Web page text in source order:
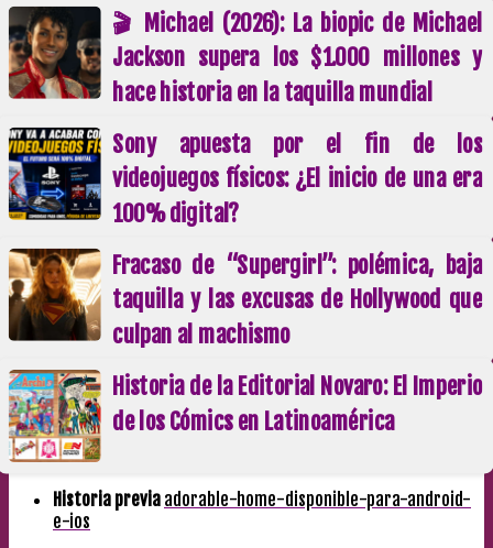
🎬 Michael (2026): La biopic de Michael
Jackson supera los $1.000 millones y
hace historia en la taquilla mundial
Sony apuesta por el fin de los
videojuegos físicos: ¿El inicio de una era
100% digital?
Fracaso de “Supergirl”: polémica, baja
taquilla y las excusas de Hollywood que
culpan al machismo
Historia de la Editorial Novaro: El Imperio
de los Cómics en Latinoamérica
Historia previa adorable-home-disponible-para-android-
e-ios